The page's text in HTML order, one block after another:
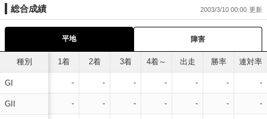
総合成績 2003/3/10 00:00
平地 障害
種別
GI
GII
1着 2着 3着 4着～ 出走 勝率 連対率
- - - - - - -
- - - - - - -